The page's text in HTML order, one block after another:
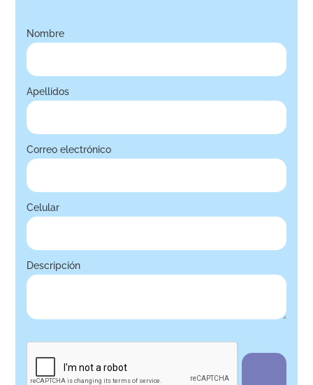
Nombre
Apellidos
Correo electrónico
Celular
Descripción